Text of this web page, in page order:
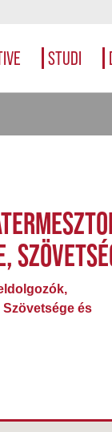
STUDI
és